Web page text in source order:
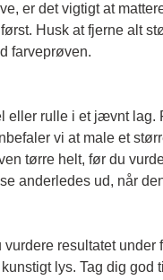
er det vigtigt at
Husk at fjerne alt
farveprøven.
eller rulle i et jævnt lag.
vi at male et
tørre helt, før du
anderledes ud, når
vurdere resultatet under
lys. Tag dig god